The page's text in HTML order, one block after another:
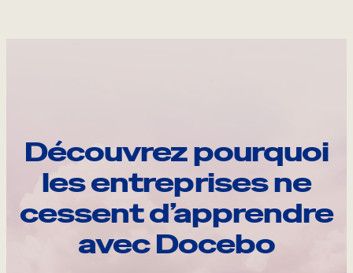
Découvrez pourquoi
les entreprises ne
cessent d’apprendre
avec Docebo